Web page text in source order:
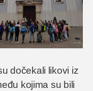
dočekali likovi iz
kojima su bili